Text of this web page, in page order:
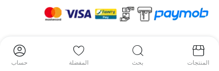
المنتجات بحث المفضلة حساب